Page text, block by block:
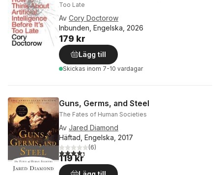
Too Late
Av Cory Doctorow
Inbunden, Engelska, 2026
179 kr
Lägg till
Skickas inom 7-10 vardagar
Guns, Germs, and Steel
The Fates of Human Societies
Av Jared Diamond
Häftad, Engelska, 2017
4,3utav 5 stjärnor. Totalt antal röster:
(6)
119 kr